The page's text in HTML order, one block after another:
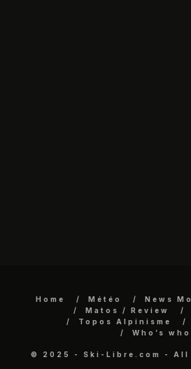
Home Météo News
Matos / Review
Topos Alpinisme
Who’s who
© 2025 - Ski-Libre.com - All